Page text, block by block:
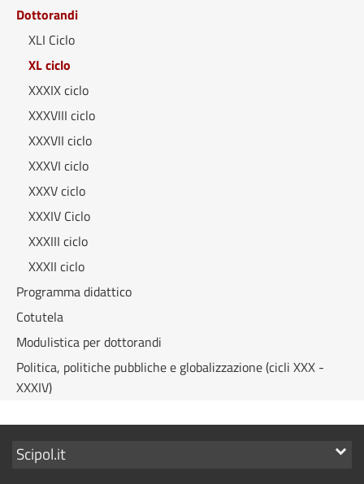
Dottorandi
XLI Ciclo
XL ciclo
XXXIX ciclo
XXXVIII ciclo
XXXVII ciclo
XXXVI ciclo
XXXV ciclo
XXXIV Ciclo
XXXIII ciclo
XXXII ciclo
Programma didattico
Cotutela
Modulistica per dottorandi
Politica, politiche pubbliche e globalizzazione (cicli XXX -
XXXIV)
Mostra
Scipol.it